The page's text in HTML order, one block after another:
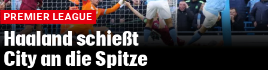
PREMIER LEAGUE
Haaland schießt
City an die Spitze